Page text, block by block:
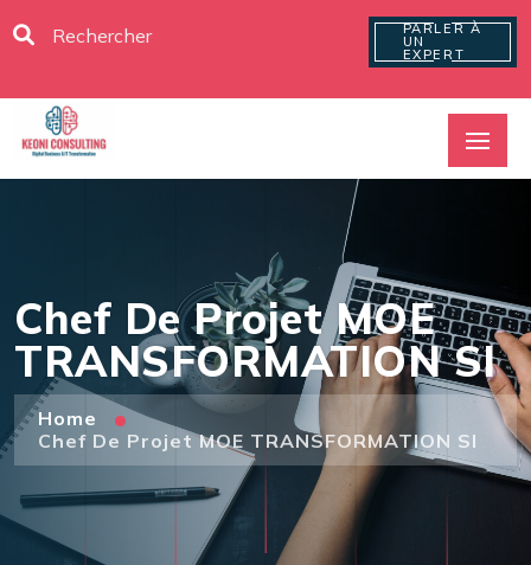
PARLER À
UN
EXPERT
Chef De Projet MOE
TRANSFORMATION SI
Home
Chef De Projet MOE TRANSFORMATION SI